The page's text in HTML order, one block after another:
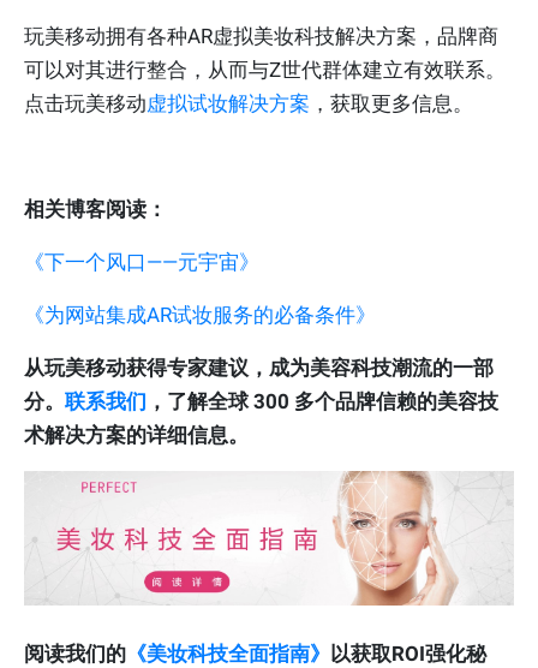
玩美移动拥有各种AR虚拟美妆科技解决方案，品牌商
可以对其进行整合，从而与Z世代群体建立有效联系。
点击玩美移动虚拟试妆解决方案 ，获取更多信息。
相关博客阅读：
《下一个风口——元宇宙》
《为网站集成AR试妆服务的必备条件》
从玩美移动获得专家建议，成为美容科技潮流的一部
分。 联系我们 ，了解全球 300 多个品牌信赖的美容技
术解决方案的详细信息。
阅读我们的 《美妆科技全面指南》 以获取ROI强化秘